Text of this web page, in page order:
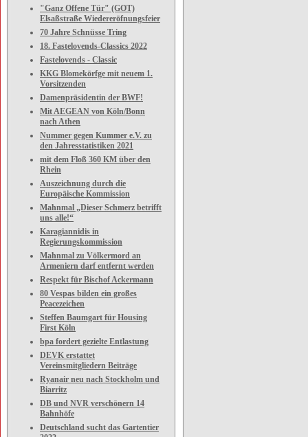
"Ganz Offene Tür" (GOT)
Elsaßstraße Wiedereröfnungsfeier
70 Jahre Schnüsse Tring
18. Fastelovends-Classics 2022
Fastelovends - Classic
KKG Blomekörfge mit neuem 1.
Vorsitzenden
Damenpräsidentin der BWF!
Mit AEGEAN von Köln/Bonn
nach Athen
Nummer gegen Kummer e.V. zu
den Jahresstatistiken 2021
mit dem Floß 360 KM über den
Rhein
Auszeichnung durch die
Europäische Kommission
Mahnmal „Dieser Schmerz betrifft
uns alle!“
Karagiannidis in
Regierungskommission
Mahnmal zu Völkermord an
Armeniern darf entfernt werden
Respekt für Bischof Ackermann
80 Vespas bilden ein großes
Peacezeichen
Steffen Baumgart für Housing
First Köln
bpa fordert gezielte Entlastung
DEVK erstattet
Vereinsmitgliedern Beiträge
Ryanair neu nach Stockholm und
Biarritz
DB und NVR verschönern 14
Bahnhöfe
Deutschland sucht das Gartentier